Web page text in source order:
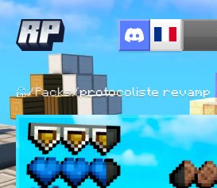
/Packs/protocoliste revamp